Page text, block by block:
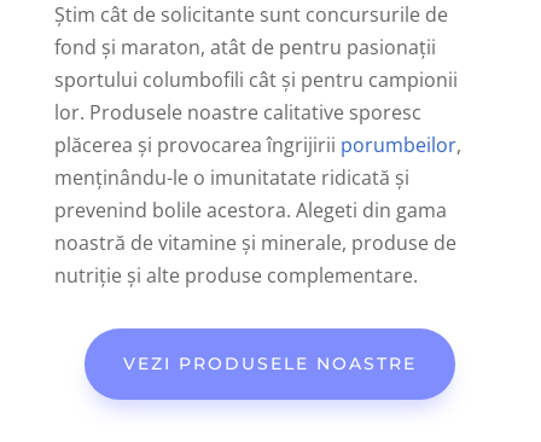
Ştim cât de solicitante sunt concursurile de
fond şi maraton, atât de pentru pasionaţii
sportului columbofili cât şi pentru campionii
lor. Produsele noastre calitative sporesc
plăcerea şi provocarea îngrijirii porumbeilor,
menţinându-le o imunitatate ridicată şi
prevenind bolile acestora. Alegeti din gama
noastră de vitamine şi minerale, produse de
nutriţie şi alte produse complementare.
VEZI PRODUSELE NOASTRE